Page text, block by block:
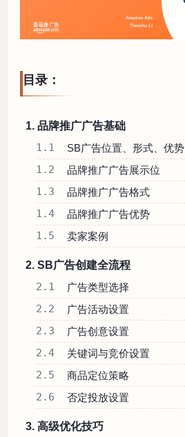
目录：
1. 品牌推广广告基础
1.1 SB广告位置、形式、优势
1.2 品牌推广广告展示位
1.3 品牌推广广告格式
1.4 品牌推广广告优势
1.5 卖家案例
2. SB广告创建全流程
2.1 广告类型选择
2.2 广告活动设置
2.3 广告创意设置
2.4 关键词与竞价设置
2.5 商品定位策略
2.6 否定投放设置
3. 高级优化技巧